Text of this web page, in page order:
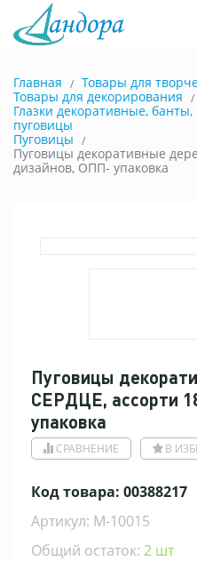
Главная
Товары для
Товары для декорирования
Глазки декоративные,
пуговицы
Пуговицы
Пуговицы декоративные
дизайнов, ОПП- упаковка
Пуговицы
СЕРДЦЕ, ассорти
упаковка
СРАВНЕНИЕ В
Код товара: 00388217
Артикул: M-10015
Общий остаток: 2 шт